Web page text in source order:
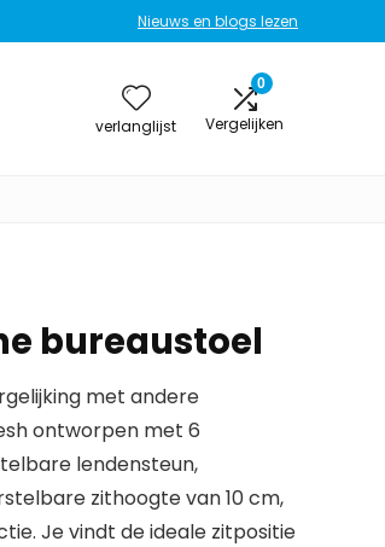
Nieuws en blogs lezen
verlanglijst
0
Vergelijken
bureaustoel
met andere
ontworpen met 6
lendensteun,
zithoogte van 10 cm,
Je vindt de ideale zitpositie